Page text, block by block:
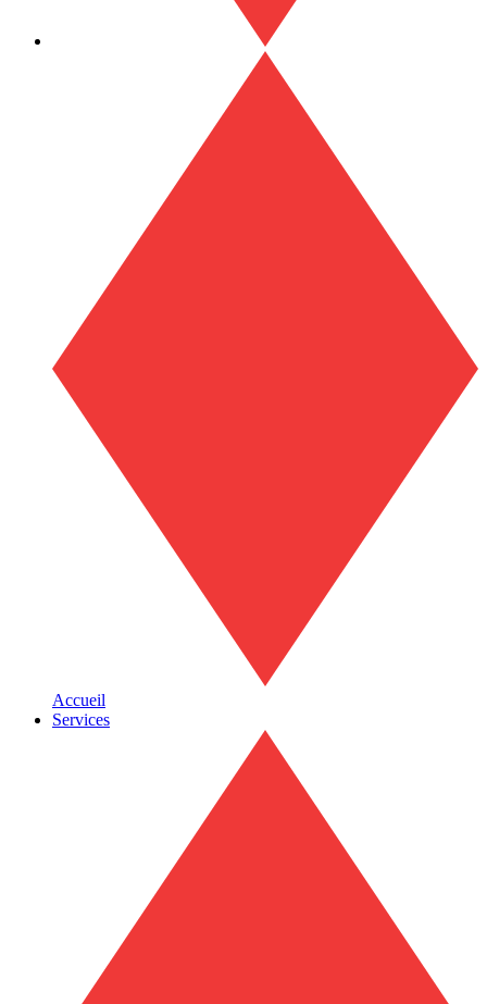
Accueil
Services